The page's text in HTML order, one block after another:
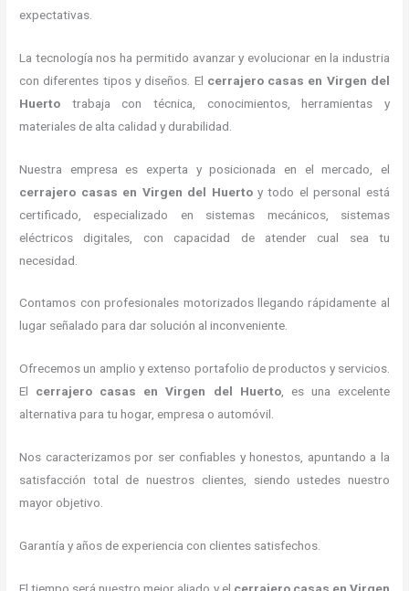
expectativas.
La tecnología nos ha permitido avanzar y evolucionar en la industria
con diferentes tipos y diseños. El cerrajero casas en Virgen del
Huerto trabaja con técnica, conocimientos, herramientas y
materiales de alta calidad y durabilidad.
Nuestra empresa es experta y posicionada en el mercado, el
cerrajero casas en Virgen del Huertoy todo el personal está
certificado, especializado en sistemas mecánicos, sistemas
eléctricos digitales, con capacidad de atender cual sea tu
necesidad.
Contamos con profesionales motorizados llegando rápidamente al
lugar señalado para dar solución al inconveniente.
Ofrecemos un amplio y extenso portafolio de productos y servicios.
El cerrajero casas en Virgen del Huerto, es una excelente
alternativa para tu hogar, empresa o automóvil.
Nos caracterizamos por ser confiables y honestos, apuntando a la
satisfacción total de nuestros clientes, siendo ustedes nuestro
mayor objetivo.
Garantía y años de experiencia con clientes satisfechos.